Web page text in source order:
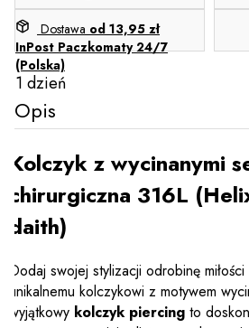
Dostawa od 13,95 zł
InPost Paczkomaty 24/7
(Polska)
1 dzień
Opis
Kolczyk z wycinanymi
chirurgiczna 316L
daith)
Dodaj swojej stylizacji odrobinę
unikalnemu kolczykowi z motywem
wyjątkowy kolczyk piercing to